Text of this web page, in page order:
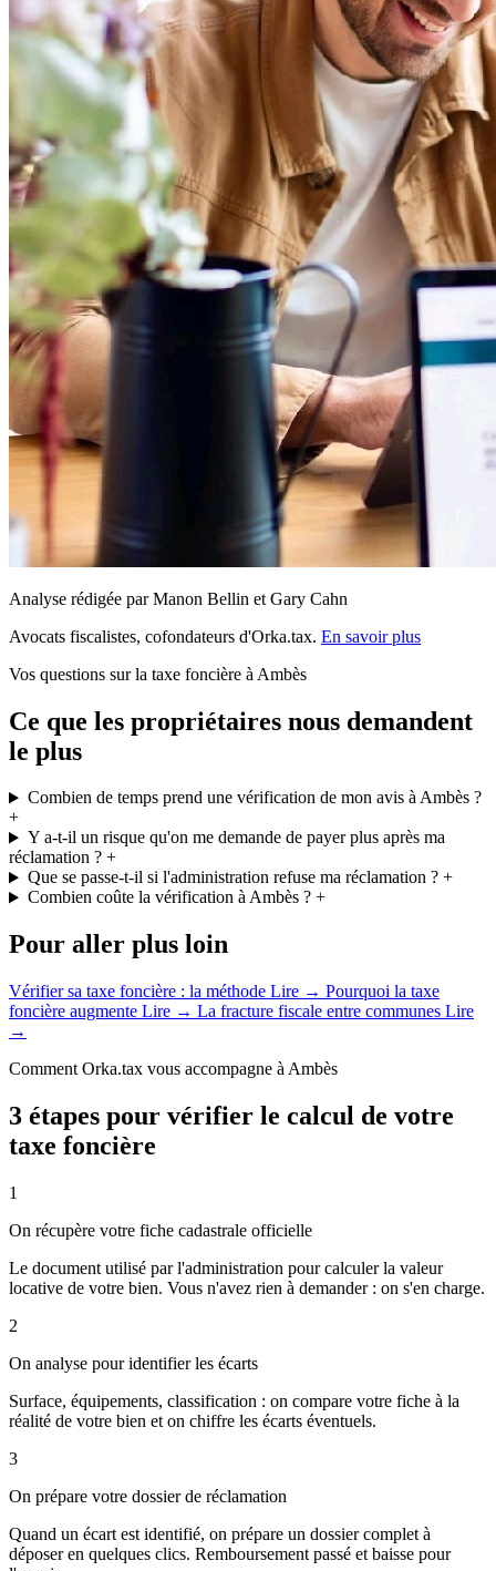
Analyse rédigée par Manon Bellin et Gary Cahn
Avocats fiscalistes, cofondateurs d'Orka.tax. En savoir plus
Vos questions sur la taxe foncière à Ambès
Ce que les propriétaires nous demandent
le plus
Combien de temps prend une vérification de mon avis à Ambès ?
+
Y a-t-il un risque qu'on me demande de payer plus après ma
réclamation ? +
Que se passe-t-il si l'administration refuse ma réclamation ?+
Combien coûte la vérification à Ambès ?+
Pour aller plus loin
Vérifier sa taxe foncière : la méthode Lire → Pourquoi la taxe
foncière augmente Lire → La fracture fiscale entre communes Lire
→
Comment Orka.tax vous accompagne à Ambès
3 étapes pour vérifier le calcul de votre
taxe foncière
1
On récupère votre fiche cadastrale officielle
Le document utilisé par l'administration pour calculer la valeur
locative de votre bien. Vous n'avez rien à demander : on s'en charge.
2
On analyse pour identifier les écarts
Surface, équipements, classification : on compare votre fiche à la
réalité de votre bien et on chiffre les écarts éventuels.
3
On prépare votre dossier de réclamation
Quand un écart est identifié, on prépare un dossier complet à
déposer en quelques clics. Remboursement passé et baisse pour